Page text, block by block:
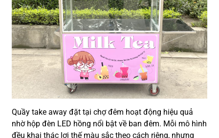
Quầy take away đặt tại chợ đêm hoạt động hiệu quả
nhờ hộp đèn LED hồng nổi bật về ban đêm. Mỗi mô hình
đều khai thác lợi thế màu sắc theo cách riêng, nhưng